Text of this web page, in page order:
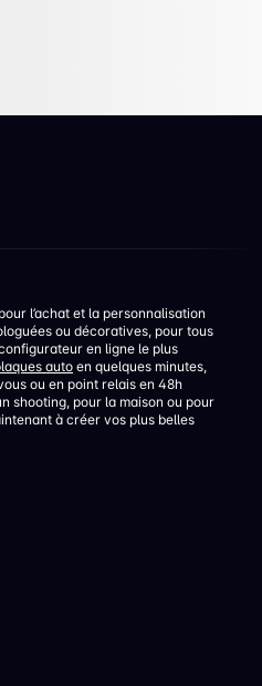
l’achat et la personnalisation
ou décoratives, pour tous
en ligne le plus
auto en quelques minutes,
ou en point relais en 48h
shooting, pour la maison ou pour
à créer vos plus belles